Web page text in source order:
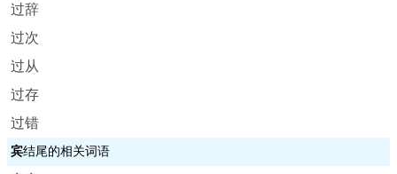
过辞
过次
过从
过存
过错
宾结尾的相关词语